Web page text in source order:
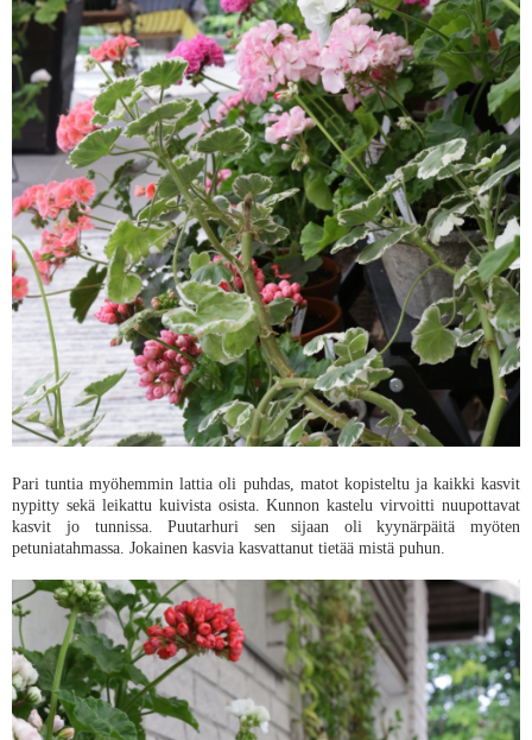
Pari tuntia myöhemmin lattia oli puhdas, matot kopisteltu ja kaikki kasvit
nypitty sekä leikattu kuivista osista. Kunnon kastelu virvoitti nuupottavat
kasvit jo tunnissa. Puutarhuri sen sijaan oli kyynärpäitä myöten
petuniatahmassa. Jokainen kasvia kasvattanut tietää mistä puhun.